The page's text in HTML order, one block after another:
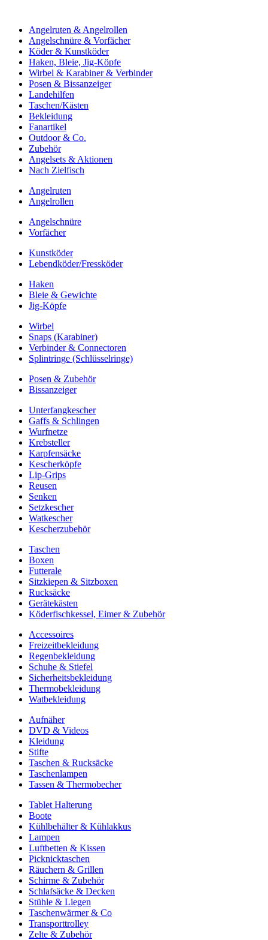
Angelruten & Angelrollen
Angelschnüre & Vorfächer
Köder & Kunstköder
Haken, Bleie, Jig-Köpfe
Wirbel & Karabiner & Verbinder
Posen & Bissanzeiger
Landehilfen
Taschen/Kästen
Bekleidung
Fanartikel
Outdoor & Co.
Zubehör
Angelsets & Aktionen
Nach Zielfisch
Angelruten
Angelrollen
Angelschnüre
Vorfächer
Kunstköder
Lebendköder/Fressköder
Haken
Bleie & Gewichte
Jig-Köpfe
Wirbel
Snaps (Karabiner)
Verbinder & Connectoren
Splintringe (Schlüsselringe)
Posen & Zubehör
Bissanzeiger
Unterfangkescher
Gaffs & Schlingen
Wurfnetze
Krebsteller
Karpfensäcke
Kescherköpfe
Lip-Grips
Reusen
Senken
Setzkescher
Watkescher
Kescherzubehör
Taschen
Boxen
Futterale
Sitzkiepen & Sitzboxen
Rucksäcke
Gerätekästen
Köderfischkessel, Eimer & Zubehör
Accessoires
Freizeitbekleidung
Regenbekleidung
Schuhe & Stiefel
Sicherheitsbekleidung
Thermobekleidung
Watbekleidung
Aufnäher
DVD & Videos
Kleidung
Stifte
Taschen & Rucksäcke
Taschenlampen
Tassen & Thermobecher
Tablet Halterung
Boote
Kühlbehälter & Kühlakkus
Lampen
Luftbetten & Kissen
Picknicktaschen
Räuchern & Grillen
Schirme & Zubehör
Schlafsäcke & Decken
Stühle & Liegen
Taschenwärmer & Co
Transporttrolley
Zelte & Zubehör